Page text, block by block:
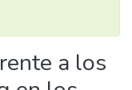
a los